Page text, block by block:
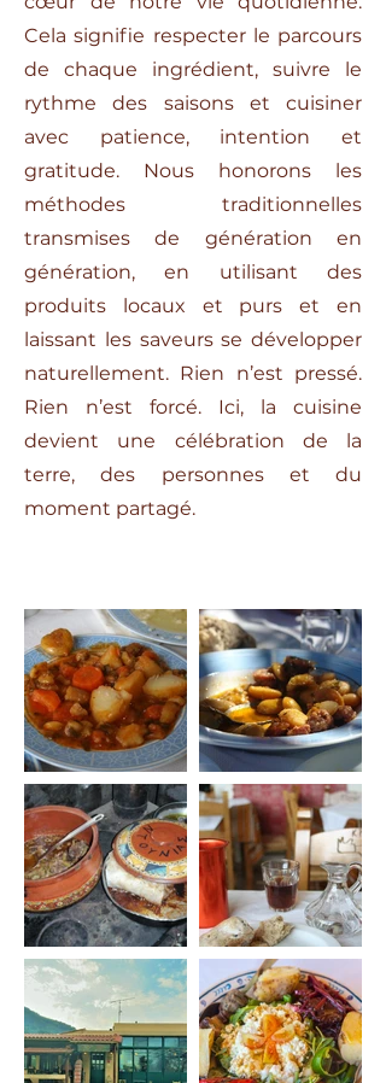
Cela signifie respecter le parcours
de chaque ingrédient, suivre le
rythme des saisons et cuisiner
avec patience, intention et
gratitude. Nous honorons les
méthodes traditionnelles
transmises de génération en
génération, en utilisant des
produits locaux et purs et en
laissant les saveurs se développer
naturellement. Rien n’est pressé.
Rien n’est forcé. Ici, la cuisine
devient une célébration de la
terre, des personnes et du
moment partagé.